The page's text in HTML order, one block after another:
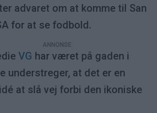
advaret om at komme til San
for at se fodbold.
VG har været på gaden i
understreger, at det er en
at slå vej forbi den ikoniske